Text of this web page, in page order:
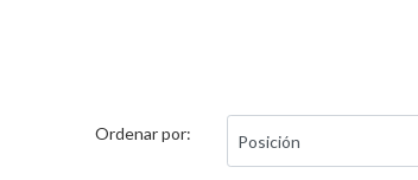
Ordenar por: